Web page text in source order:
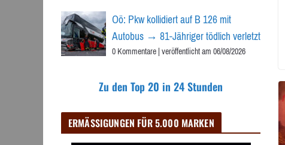
Oö: Pkw kollidiert auf B 126 mit
Autobus → 81-Jähriger tödlich verletzt
0 Kommentare|veröffentlicht am 06/08/2026
Zu den Top 20 in 24 Stunden
ERMÄSSIGUNGEN FÜR 5.000 MARKEN